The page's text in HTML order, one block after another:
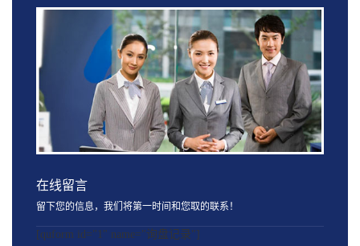
在线留言
留下您的信息，我们将第一时间和您取的联系！
[quform id="1" name="询盘记录"]